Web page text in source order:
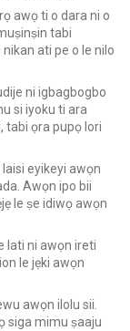
awọ ti o dara ni o
tabi
ati pe o le nilo
ni igbagbogbo
si iyoku ti ara
tabi ọra pupọ lori
eyikeyi awọn
Awọn ipo bii
le ṣe idiwọ awọn
lati ni awọn ireti
le jẹki awọn
awọn ilolu sii.
siga mimu ṣaaju